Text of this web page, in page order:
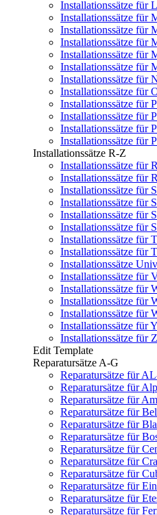
Installationssätze für
Installationssätze für
Installationssätze für
Installationssätze für
Installationssätze für
Installationssätze für
Installationssätze für
Installationssätze für
Installationssätze für
Installationssätze für
Installationssätze für
Installationssätze für
Installationssätze R-Z
Installationssätze für
Installationssätze für
Installationssätze für
Installationssätze für
Installationssätze für
Installationssätze für
Installationssätze für
Installationssätze für
Installationssätze
Installationssätze für
Installationssätze für
Installationssätze für
Installationssätze für
Installationssätze für
Installationssätze für
Edit Template
Reparatursätze A-G
Reparatursätze für
Reparatursätze für
Reparatursätze für
Reparatursätze für
Reparatursätze für
Reparatursätze für
Reparatursätze für
Reparatursätze für
Reparatursätze für
Reparatursätze für
Reparatursätze für
Reparatursätze für